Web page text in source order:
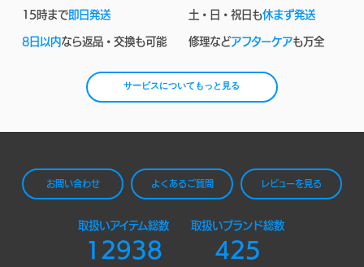
15時まで即日発送 土・日・祝日も休まず発送
8日以内なら返品・交換も可能 修理などアフターケアも万全
サービスについてもっと見る
お問い合わせ よくあるご質問 レビューを見る
取扱いアイテム総数
12938
取扱いブランド総数
425